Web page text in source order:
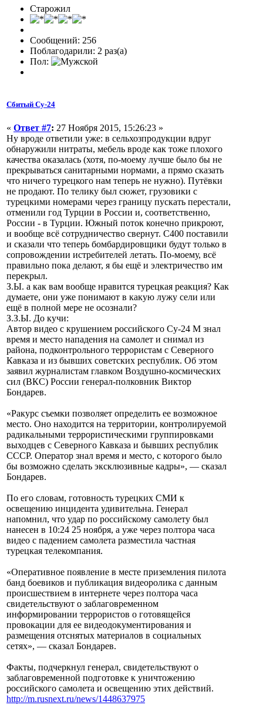
Старожил
Сообщений: 256
Поблагодарили: 2 раз(а)
Пол:
Сбитый Су-24
« Ответ #7: 27 Ноября 2015, 15:26:23 »
Ну вроде ответили уже: в сельхозпродукции вдруг
обнаружили нитраты, мебель вроде как тоже плохого
качества оказалась (хотя, по-моему лучше было бы не
прекрываться санитарными нормами, а прямо сказать
что ничего турецкого нам теперь не нужно). Путёвки
не продают. По телику был сюжет, грузовики с
турецкими номерами через границу пускать перестали,
отменили год Турции в России и, соответственно,
России - в Турции. Южный поток конечно прикроют,
и вообще всё сотрудничество свернут. С400 поставили
и сказали что теперь бомбардировщики будут только в
сопровождении истребителей летать. По-моему, всё
правильно пока делают, я бы ещё и электричество им
перекрыл.
З.Ы. а как вам вообще нравится турецкая реакция? Как
думаете, они уже понимают в какую лужу сели или
ещё в полной мере не осознали?
З.З.Ы. До кучи:
Автор видео с крушением российского Су-24 М знал
время и место нападения на самолет и снимал из
района, подконтрольного террористам с Северного
Кавказа и из бывших советских республик. Об этом
заявил журналистам главком Воздушно-космических
сил (ВКС) России генерал-полковник Виктор
Бондарев.
«Ракурс съемки позволяет определить ее возможное
место. Оно находится на территории, контролируемой
радикальными террористическими группировками
выходцев с Северного Кавказа и бывших республик
СССР. Оператор знал время и место, с которого было
бы возможно сделать эксклюзивные кадры», — сказал
Бондарев.
По его словам, готовность турецких СМИ к
освещению инцидента удивительна. Генерал
напомнил, что удар по российскому самолету был
нанесен в 10:24 25 ноября, а уже через полтора часа
видео с падением самолета разместила частная
турецкая телекомпания.
«Оперативное появление в месте приземления пилота
банд боевиков и публикация видеоролика с данным
происшествием в интернете через полтора часа
свидетельствуют о заблаговременном
информировании террористов о готовящейся
провокации для ее видеодокументирования и
размещения отснятых материалов в социальных
сетях», — сказал Бондарев.
Факты, подчеркнул генерал, свидетельствуют о
заблаговременной подготовке к уничтожению
российского самолета и освещению этих действий.
http://m.rusnext.ru/news/1448637975